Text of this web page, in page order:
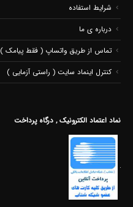
شرایط استفاده
درباره ی ما
تماس از طریق واتساپ ( فقط پیامک )
کنترل اینماد سایت ( راستی آزمایی )
نماد اعتماد الکترونیک , درگاه پرداخت